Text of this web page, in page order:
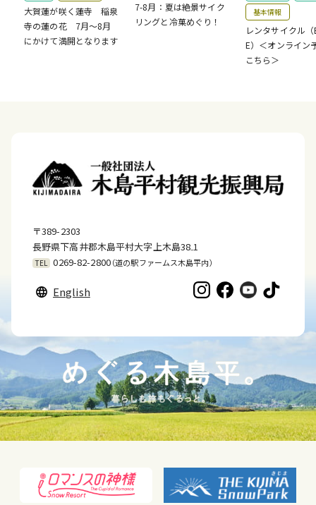
大賀蓮が咲く蓮寺 稲泉
寺の蓮の花 7月～8月
にかけて満開となります
7-8月：夏は絶景サイク
リングと冷菓めぐり！
基本情報
レンタサイクル（
E）＜オンライン
こちら＞
〒389-2303
長野県下高井郡木島平村大字上木島38₋1
TEL 0269-82-2800（道の駅ファームス木島平内）
English